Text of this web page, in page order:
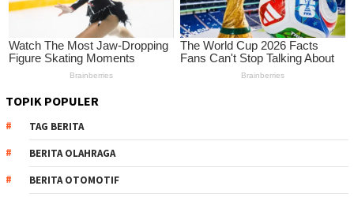
TOPIK POPULER
TAG BERITA
BERITA OLAHRAGA
BERITA OTOMOTIF